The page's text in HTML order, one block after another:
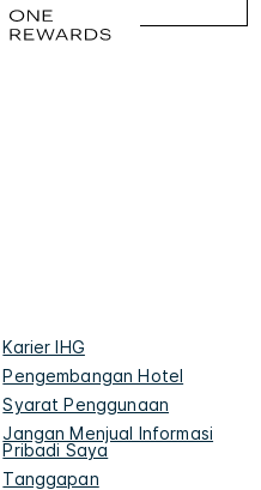
Karier IHG
Pengembangan Hotel
Syarat Penggunaan
Jangan Menjual Informasi
Pribadi Saya
Tanggapan